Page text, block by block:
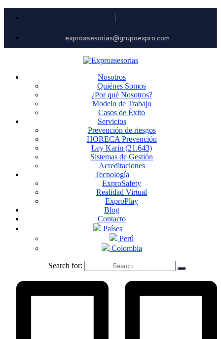
exproasesorias@grupoexpro.com
Nosotros
Quiénes Somos
¿Por qué Nosotros?
Modelo de Trabajo
Casos de Éxito
Servicios
Prevención de riesgos
HORECA Prevención
Ley Karin (21.643)
Sistemas de Gestión
Acreditaciones
Tecnología
ExproSafety
Realidad Virtual
ExproPlay
Blog
Contacto
Países
Perú
Colombia
Search for: